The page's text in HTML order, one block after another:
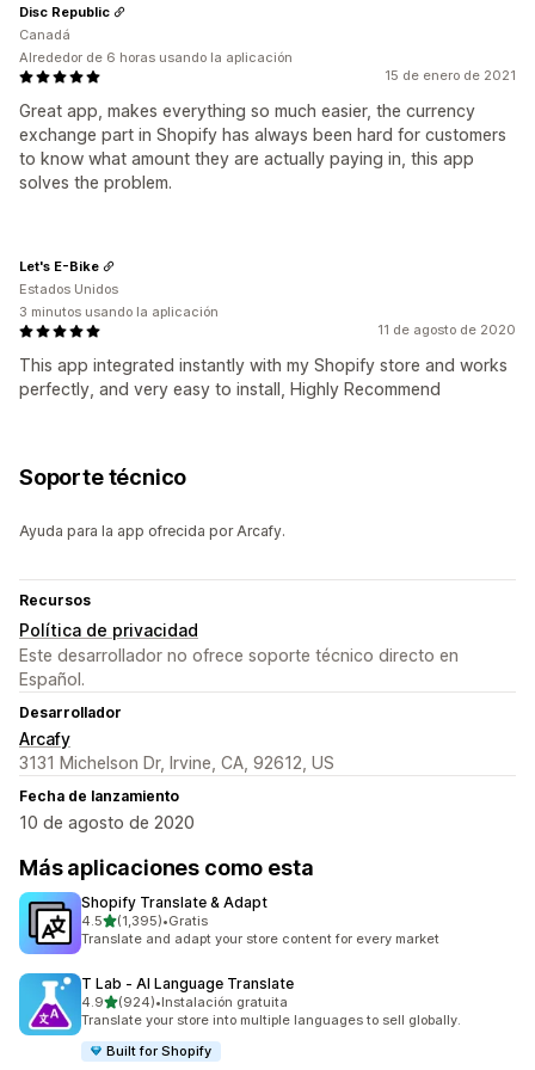
15 de enero de 2021
Great app, makes everything so much easier, the currency
exchange part in Shopify has always been hard for customers
to know what amount they are actually paying in, this app
solves the problem.
Disc Republic
Canadá
Alrededor de 6 horas usando la aplicación
11 de agosto de 2020
This app integrated instantly with my Shopify store and works
perfectly, and very easy to install, Highly Recommend
Let's E-Bike
Estados Unidos
3 minutos usando la aplicación
Soporte técnico
Ayuda para la app ofrecida por Arcafy.
Recursos
Política de privacidad
Este desarrollador no ofrece soporte técnico directo en
Español.
Desarrollador
Arcafy
3131 Michelson Dr, Irvine, CA, 92612, US
Fecha de lanzamiento
10 de agosto de 2020
Más aplicaciones como esta
Shopify Translate & Adapt
4.5de 5 estrellas
(1,395)
1395 reseñas en total
•Gratis
Translate and adapt your store content for every market
T Lab ‑ AI Language Translate
4.9de 5 estrellas
(924)
924 reseñas en total
•Instalación gratuita
Translate your store into multiple languages to sell globally.
Built for Shopify